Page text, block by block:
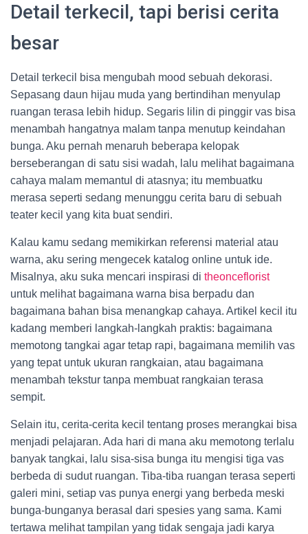
Detail terkecil, tapi berisi cerita
besar
Detail terkecil bisa mengubah mood sebuah dekorasi.
Sepasang daun hijau muda yang bertindihan menyulap
ruangan terasa lebih hidup. Segaris lilin di pinggir vas bisa
menambah hangatnya malam tanpa menutup keindahan
bunga. Aku pernah menaruh beberapa kelopak
berseberangan di satu sisi wadah, lalu melihat bagaimana
cahaya malam memantul di atasnya; itu membuatku
merasa seperti sedang menunggu cerita baru di sebuah
teater kecil yang kita buat sendiri.
Kalau kamu sedang memikirkan referensi material atau
warna, aku sering mengecek katalog online untuk ide.
Misalnya, aku suka mencari inspirasi di theonceflorist
untuk melihat bagaimana warna bisa berpadu dan
bagaimana bahan bisa menangkap cahaya. Artikel kecil itu
kadang memberi langkah-langkah praktis: bagaimana
memotong tangkai agar tetap rapi, bagaimana memilih vas
yang tepat untuk ukuran rangkaian, atau bagaimana
menambah tekstur tanpa membuat rangkaian terasa
sempit.
Selain itu, cerita-cerita kecil tentang proses merangkai bisa
menjadi pelajaran. Ada hari di mana aku memotong terlalu
banyak tangkai, lalu sisa-sisa bunga itu mengisi tiga vas
berbeda di sudut ruangan. Tiba-tiba ruangan terasa seperti
galeri mini, setiap vas punya energi yang berbeda meski
bunga-bunganya berasal dari spesies yang sama. Kami
tertawa melihat tampilan yang tidak sengaja jadi karya